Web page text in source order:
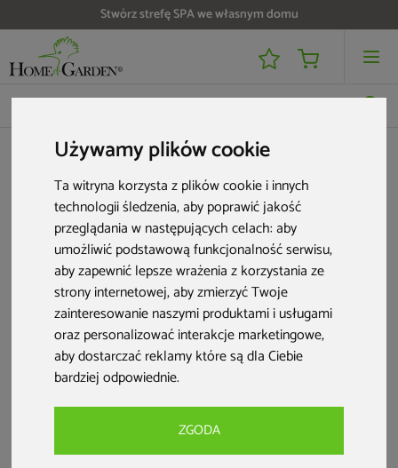
Używamy plików cookie
Ta witryna korzysta z plików cookie i innych
technologii śledzenia, aby poprawić jakość
przeglądania w następujących celach:aby
umożliwić podstawową funkcjonalność serwisu,
aby zapewnić lepsze wrażenia z korzystania ze
strony internetowej,aby zmierzyć Twoje
zainteresowanie naszymi produktami i usługami
oraz personalizować interakcje marketingowe,
aby dostarczać reklamy które są dla Ciebie
bardziej odpowiednie.
ZGODA
Stwórz strefę SPA we własnym domu
Strefa SPA Sauny domowe Części do saun
Części i akcesoria do saun
6 produktów